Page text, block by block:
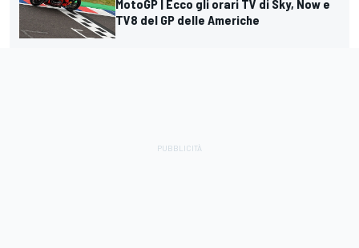
MotoGP | Ecco gli orari TV di Sky, Now e
TV8 del GP delle Americhe